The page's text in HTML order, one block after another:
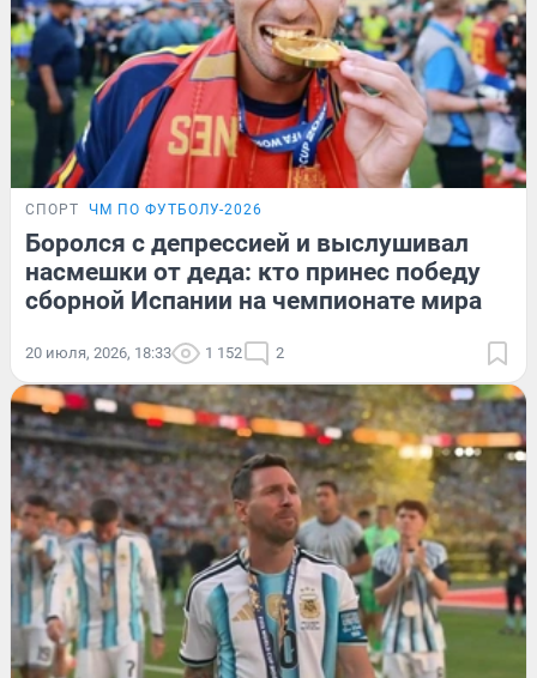
СПОРТ ЧМ ПО ФУТБОЛУ-2026
Боролся с депрессией и выслушивал
насмешки от деда: кто принес победу
сборной Испании на чемпионате мира
20 июля, 2026, 18:33 1 152 2